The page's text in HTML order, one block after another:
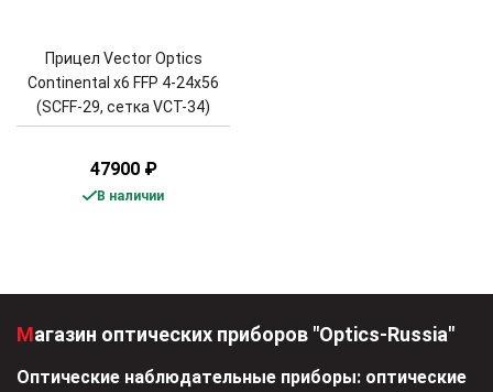
Прицел Vector Optics
Continental x6 FFP 4-24x56
(SCFF-29, сетка VCT-34)
47900 ₽
В наличии
Магазин оптических приборов "Optics-Russia"
Оптические наблюдательные приборы: оптические